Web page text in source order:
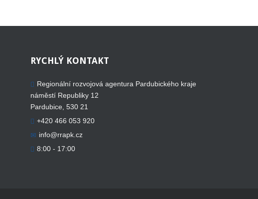
RYCHLÝ KONTAKT
Regionální rozvojová agentura Pardubického kraje
náměstí Republiky 12
Pardubice, 530 21
+420 466 053 920
info@rrapk.cz
8:00 - 17:00